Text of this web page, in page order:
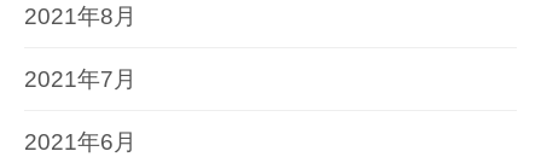
2021年8月
2021年7月
2021年6月